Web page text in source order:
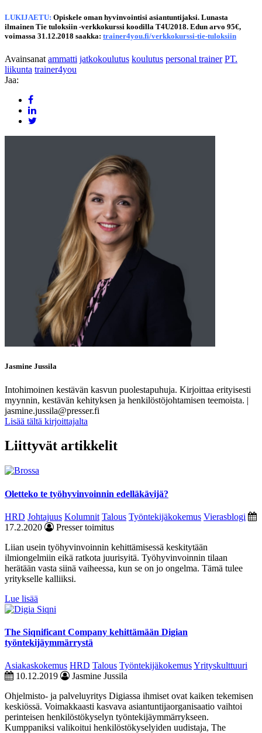
LUKIJAETU: Opiskele oman hyvinvointisi asiantuntijaksi. Lunasta
ilmainen Tie tuloksiin -verkkokurssi koodilla T4U2018. Edun arvo 95€,
voimassa 31.12.2018 saakka: trainer4you.fi/verkkokurssi-tie-tuloksiin
Avainsanat ammatti jatkokoulutus koulutus personal trainer PT.
liikunta trainer4you
Jaa:
Jasmine Jussila
Intohimoinen kestävän kasvun puolestapuhuja. Kirjoittaa erityisesti
myynnin, kestävän kehityksen ja henkilöstöjohtamisen teemoista. |
jasmine.jussila@presser.fi
Lisää tältä kirjoittajalta
Liittyvät artikkelit
Oletteko te työhyvinvoinnin edelläkävijä?
HRD Johtajuus Kolumnit Talous Työntekijäkokemus Vierasblogi
17.2.2020
Presser toimitus
Liian usein työhyvinvoinnin kehittämisessä keskitytään
ilmiongelmiin eikä ratkota juurisyitä. Työhyvinvoinnin tilaan
herätään vasta siinä vaiheessa, kun se on jo ongelma. Tämä tulee
yritykselle kalliiksi.
Lue lisää
The Siqnificant Company kehittämään Digian
työntekijäymmärrystä
Asiakaskokemus HRD Talous TyöntekijäkokemusYrityskulttuuri
10.12.2019
Jasmine Jussila
Ohjelmisto- ja palveluyritys Digiassa ihmiset ovat kaiken tekemisen
keskiössä. Voimakkaasti kasvava asiantuntijaorganisaatio vaihtoi
perinteisen henkilöstökyselyn työntekijäymmärrykseen.
Kumppaniksi valikoitui henkilöstökyselyiden uudistaja, The